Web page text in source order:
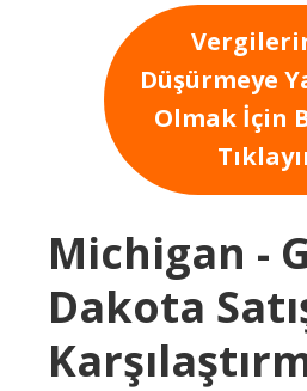
Düşürmeye
Olmak İçin
Michigan -
Dakota